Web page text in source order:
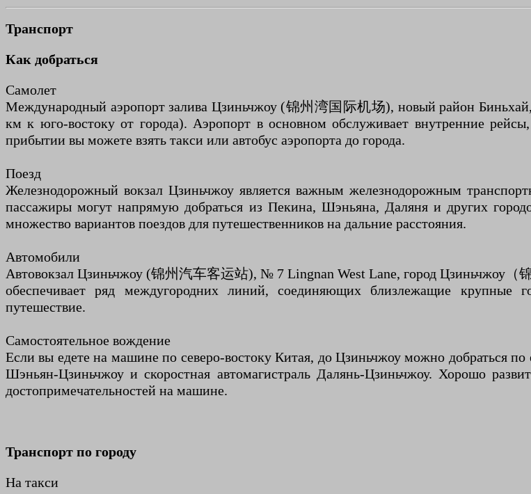
Транспорт
Как добраться
Самолет
Международный аэропорт залива Цзиньчжоу (锦州湾国际机场), новый район
км к юго-востоку от города). Аэропорт в основном обслуживает внутренние
прибытии вы можете взять такси или автобус аэропорта до города.
Поезд
Железнодорожный вокзал Цзиньчжоу является важным железнодорожным
пассажиры могут напрямую добраться из Пекина, Шэньяна, Даляня и других
множество вариантов поездов для путешественников на дальние расстояния.
Автомобили
Автовокзал Цзиньчжоу (锦州汽车客运站), № 7 Lingnan West Lane, город Цзиньчжоу
обеспечивает ряд междугородних линий, соединяющих близлежащие крупные
путешествие.
Самостоятельное вождение
Если вы едете на машине по северо-востоку Китая, до Цзиньчжоу можно добраться
Шэньян-Цзиньчжоу и скоростная автомагистраль Далянь-Цзиньчжоу. Хорошо
достопримечательностей на машине.
Транспорт по городу
На такси